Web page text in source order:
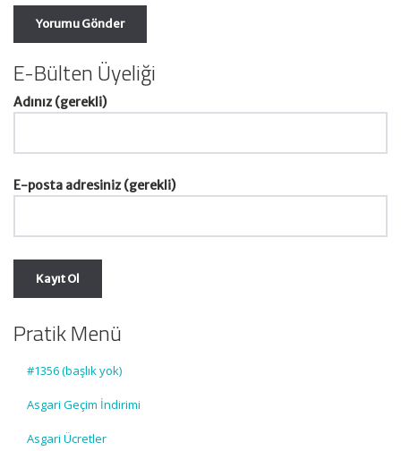
E-Bülten Üyeliği
Adınız (gerekli)
E-posta adresiniz (gerekli)
Pratik Menü
#1356 (başlık yok)
Asgari Geçim İndirimi
Asgari Ücretler